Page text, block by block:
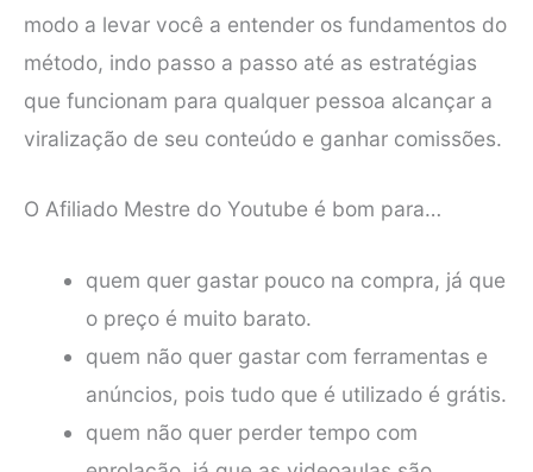
modo a levar você a entender os fundamentos do
método, indo passo a passo até as estratégias
que funcionam para qualquer pessoa alcançar a
viralização de seu conteúdo e ganhar comissões.
O Afiliado Mestre do Youtube é bom para…
quem quer gastar pouco na compra, já que
o preço é muito barato.
quem não quer gastar com ferramentas e
anúncios, pois tudo que é utilizado é grátis.
quem não quer perder tempo com